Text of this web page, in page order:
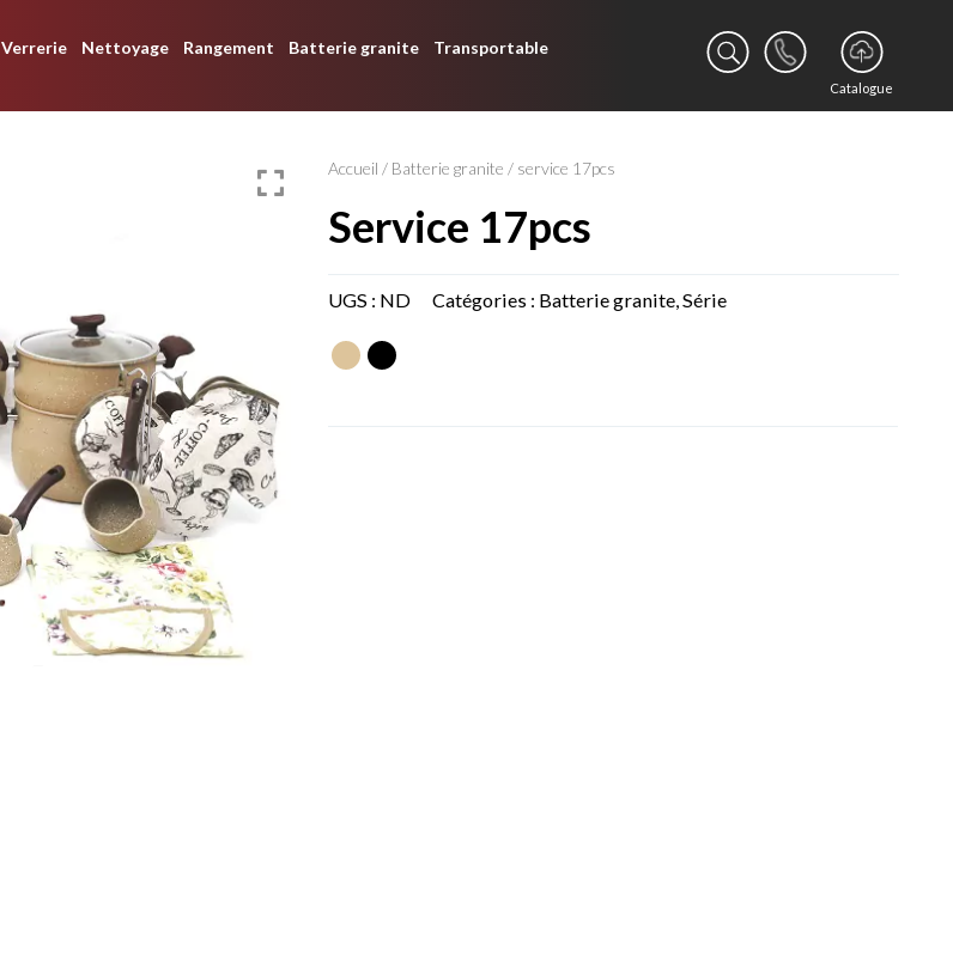
Verrerie Nettoyage Rangement Batterie granite
Transportable
Catalogue
Accueil / Batterie granite / service 17pcs
service 17pcs
UGS : ND Catégories : Batterie granite,Série